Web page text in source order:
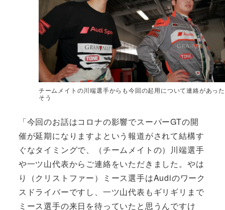
チームメイトの川端選手からも今回の起用について連絡があった
そう
「今回のお話はコロナの影響でスーパーGTの開
催が延期になりますよという報道がされて結構す
ぐなタイミングで、（チームメイトの）川端選手
や一ツ山代表からご連絡をいただきました。やは
り（クリストファー）ミース選手はAudiのワーク
スドライバーですし、一ツ山代表もギリギリまで
ミース選手の来日を待っていたと思うんですけ